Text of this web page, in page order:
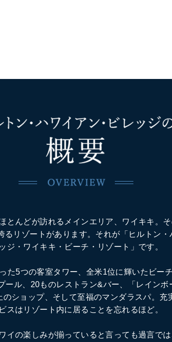
とんどが訪れるメインエリア、ワイキキ。
るリゾートがあります。それが「ヒルトン・
ジ・ワイキキ・ビーチ・リゾート」です。
た5つの客室タワー、全米1位に輝いたビー
ール、20ものレストラン&バー、「レインボ
のショップ、そして至福のマンダラスパ。充
スはリゾート内に居ることを忘れるほど。
イの楽しみが揃っていると言っても過言で